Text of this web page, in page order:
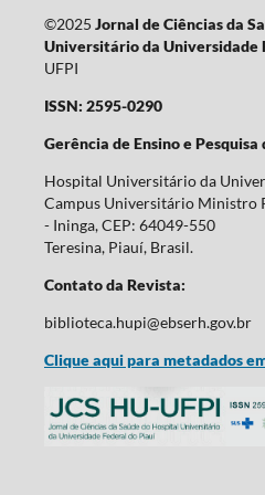
©2025 Jornal de Ciências da
Universitário da Universidade
UFPI
ISSN: 2595-0290
Gerência de Ensino e Pesquisa
Hospital Universitário da
Campus Universitário Ministro
- Ininga, CEP: 64049-550
Teresina, Piauí, Brasil.
Contato da Revista:
biblioteca.hupi@ebserh.gov.br
Clique aqui para metadados